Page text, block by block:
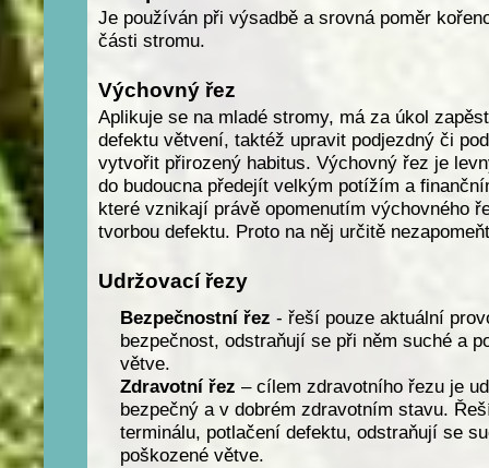
Je používán při výsadbě a srovná poměr
části stromu.
Výchovný řez
Aplikuje se na mladé stromy, má za úkol
defektu větvení, taktéž upravit podjezdný či
vytvořit přirozený habitus. Výchovný řez je
do budoucna předejít velkým potížím a
které vznikají právě opomenutím výchovného
tvorbou defektu. Proto na něj určitě
Udržovací řezy
Bezpečnostní řez - řeší pouze aktuální
bezpečnost, odstraňují se při něm suché a
větve.
Zdravotní řez – cílem zdravotního řezu je
bezpečný a v dobrém zdravotním stavu.
terminálu, potlačení defektu, odstraňují se
poškozené větve.